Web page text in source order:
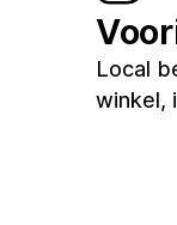
Local
winkel,